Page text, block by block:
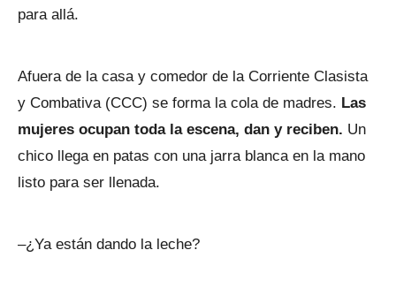
para allá.
Afuera de la casa y comedor de la Corriente Clasista
y Combativa (CCC) se forma la cola de madres. Las
mujeres ocupan toda la escena, dan y reciben. Un
chico llega en patas con una jarra blanca en la mano
listo para ser llenada.
–¿Ya están dando la leche?